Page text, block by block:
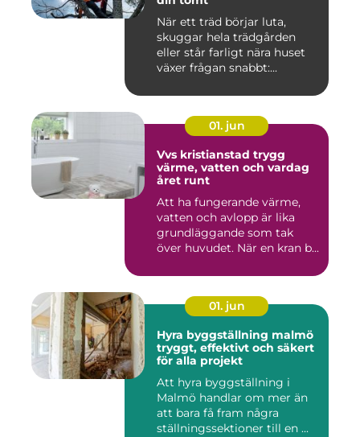
När ett träd börjar luta,
skuggar hela trädgården
eller står farligt nära huset
växer frågan snabbt:...
01. jun
Vvs kristianstad trygg
värme, vatten och vardag
året runt
Att ha fungerande värme,
vatten och avlopp är lika
grundläggande som tak
över huvudet. När en kran b...
01. jun
Hyra byggställning malmö
tryggt, effektivt och säkert
för alla projekt
Att hyra byggställning i
Malmö handlar om mer än
att bara få fram några
ställningssektioner till en ...